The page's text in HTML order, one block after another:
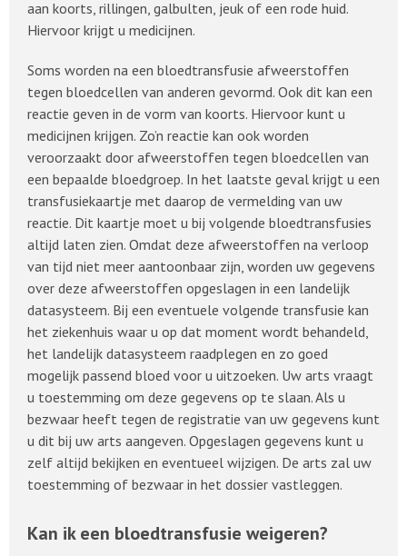
aan koorts, rillingen, galbulten, jeuk of een rode huid.
Hiervoor krijgt u medicijnen.
Soms worden na een bloedtransfusie afweerstoffen
tegen bloedcellen van anderen gevormd. Ook dit kan een
reactie geven in de vorm van koorts. Hiervoor kunt u
medicijnen krijgen. Zo’n reactie kan ook worden
veroorzaakt door afweerstoffen tegen bloedcellen van
een bepaalde bloedgroep. In het laatste geval krijgt u een
transfusiekaartje met daarop de vermelding van uw
reactie. Dit kaartje moet u bij volgende bloedtransfusies
altijd laten zien. Omdat deze afweerstoffen na verloop
van tijd niet meer aantoonbaar zijn, worden uw gegevens
over deze afweerstoffen opgeslagen in een landelijk
datasysteem. Bij een eventuele volgende transfusie kan
het ziekenhuis waar u op dat moment wordt behandeld,
het landelijk datasysteem raadplegen en zo goed
mogelijk passend bloed voor u uitzoeken. Uw arts vraagt
u toestemming om deze gegevens op te slaan. Als u
bezwaar heeft tegen de registratie van uw gegevens kunt
u dit bij uw arts aangeven. Opgeslagen gegevens kunt u
zelf altijd bekijken en eventueel wijzigen. De arts zal uw
toestemming of bezwaar in het dossier vastleggen.
Kan ik een bloedtransfusie weigeren?